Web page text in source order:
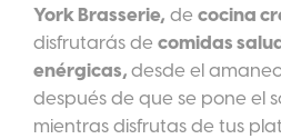
York Brasserie, de cocina
disfrutarás de comidas
enérgicas, desde el
después de que se pone el
mientras disfrutas de tus